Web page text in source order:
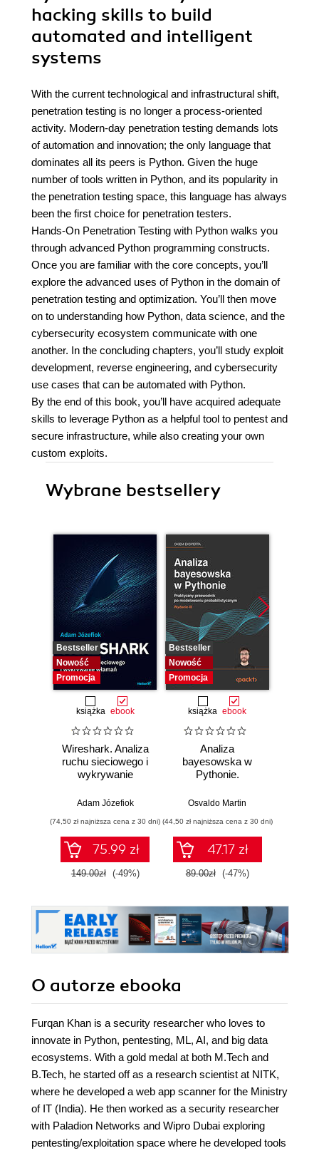
hacking skills to build
automated and intelligent
systems
With the current technological and infrastructural shift,
penetration testing is no longer a process-oriented
activity. Modern-day penetration testing demands lots
of automation and innovation; the only language that
dominates all its peers is Python. Given the huge
number of tools written in Python, and its popularity in
the penetration testing space, this language has always
been the first choice for penetration testers.
Hands-On Penetration Testing with Python walks you
through advanced Python programming constructs.
Once you are familiar with the core concepts, you’ll
explore the advanced uses of Python in the domain of
penetration testing and optimization. You’ll then move
on to understanding how Python, data science, and the
cybersecurity ecosystem communicate with one
another. In the concluding chapters, you’ll study exploit
development, reverse engineering, and cybersecurity
use cases that can be automated with Python.
By the end of this book, you’ll have acquired adequate
skills to leverage Python as a helpful tool to pentest and
secure infrastructure, while also creating your own
custom exploits.
Wybrane bestsellery
Bestseller
Nowość
Promocja
książka ebook
Wireshark. Analiza
ruchu sieciowego i
wykrywanie
Adam Józefiok
(74,50 zł najniższa cena z 30 dni)
75.99 zł
149.00zł (-49%)
Bestseller
Nowość
Promocja
książka ebook
Analiza
bayesowska w
Pythonie.
przewodnik po
probabilistycznym.
Wydanie III
Osvaldo Martin
(44,50 zł najniższa cena z 30 dni)
47.17 zł
89.00zł (-47%)
O autorze ebooka
Furqan Khan is a security researcher who loves to
innovate in Python, pentesting, ML, AI, and big data
ecosystems. With a gold medal at both M.Tech and
B.Tech, he started off as a research scientist at NITK,
where he developed a web app scanner for the Ministry
of IT (India). He then worked as a security researcher
with Paladion Networks and Wipro Dubai exploring
pentesting/exploitation space where he developed tools